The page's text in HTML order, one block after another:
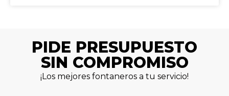
PIDE PRESUPUESTO
SIN COMPROMISO
¡Los mejores fontaneros a tu servicio!